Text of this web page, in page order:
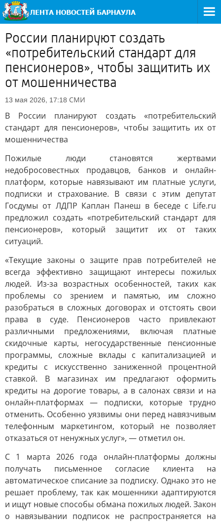
России планируют создать
«потребительский стандарт для
пенсионеров», чтобы защитить их
от мошенничества
13 мая 2026, 17:18 СМИ
В России планируют создать «потребительский
стандарт для пенсионеров», чтобы защитить их от
мошенничества
Пожилые люди становятся жертвами
недобросовестных продавцов, банков и онлайн-
платформ, которые навязывают им платные услуги,
подписки и страхование. В связи с этим депутат
Госдумы от ЛДПР Каплан Панеш в беседе с Life.ru
предложил создать «потребительский стандарт для
пенсионеров», который защитит их от таких
ситуаций.
«Текущие законы о защите прав потребителей не
всегда эффективно защищают интересы пожилых
людей. Из-за возрастных особенностей, таких как
проблемы со зрением и памятью, им сложно
разобраться в сложных договорах и отстоять свои
права в суде. Пенсионеров часто привлекают
различными предложениями, включая платные
скидочные карты, негосударственные пенсионные
программы, сложные вклады с капитализацией и
кредиты с искусственно заниженной процентной
ставкой. В магазинах им предлагают оформить
кредиты на дорогие товары, а в салонах связи и на
онлайн-платформах — подписки, которые трудно
отменить. Особенно уязвимы они перед навязчивым
телефонным маркетингом, который не позволяет
отказаться от ненужных услуг», — отметил он.
С 1 марта 2026 года онлайн-платформы должны
получать письменное согласие клиента на
автоматическое списание за подписку. Однако это не
решает проблему, так как мошенники адаптируются
и ищут новые способы обмана пожилых людей. Закон
о навязывании подписок не распространяется на